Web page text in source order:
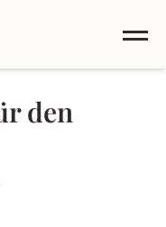
den